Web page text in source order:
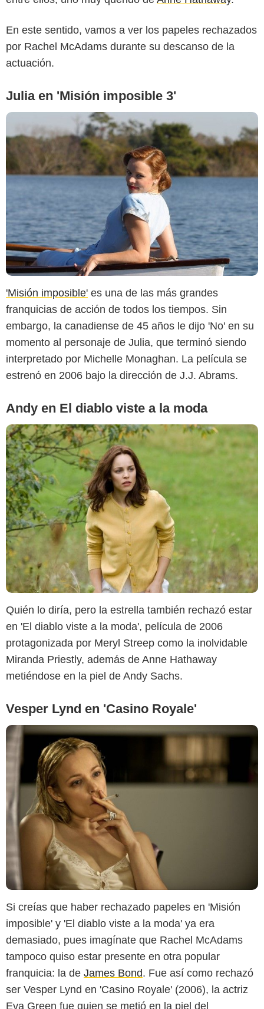
En este sentido, vamos a ver los papeles rechazados
por Rachel McAdams durante su descanso de la
actuación.
Julia en 'Misión imposible 3'
'Misión imposible' es una de las más grandes
franquicias de acción de todos los tiempos. Sin
embargo, la canadiense de 45 años le dijo 'No' en su
momento al personaje de Julia, que terminó siendo
interpretado por Michelle Monaghan. La película se
estrenó en 2006 bajo la dirección de J.J. Abrams.
Andy en El diablo viste a la moda
Metropolitan FilmExport
Quién lo diría, pero la estrella también rechazó estar
en 'El diablo viste a la moda', película de 2006
protagonizada por Meryl Streep como la inolvidable
Miranda Priestly, además de Anne Hathaway
metiéndose en la piel de Andy Sachs.
Vesper Lynd en 'Casino Royale'
ARP Sélection
Si creías que haber rechazado papeles en 'Misión
imposible' y 'El diablo viste a la moda' ya era
demasiado, pues imagínate que Rachel McAdams
tampoco quiso estar presente en otra popular
franquicia: la de James Bond. Fue así como rechazó
ser Vesper Lynd en 'Casino Royale' (2006), la actriz
Eva Green fue quien se metió en la piel del
Paramount Pictures France